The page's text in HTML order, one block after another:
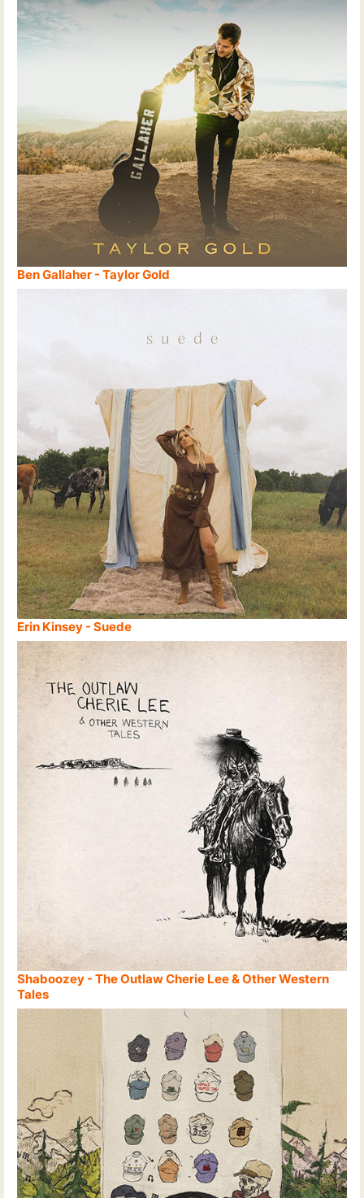
Ben Gallaher - Taylor Gold
Erin Kinsey - Suede
Shaboozey - The Outlaw Cherie Lee & Other Western
Tales